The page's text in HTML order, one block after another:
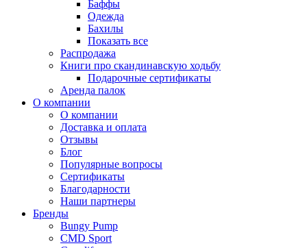
Баффы
Одежда
Бахилы
Показать все
Распродажа
Книги про скандинавскую ходьбу
Подарочные сертификаты
Аренда палок
О компании
О компании
Доставка и оплата
Отзывы
Блог
Популярные вопросы
Сертификаты
Благодарности
Наши партнеры
Бренды
Bungy Pump
CMD Sport